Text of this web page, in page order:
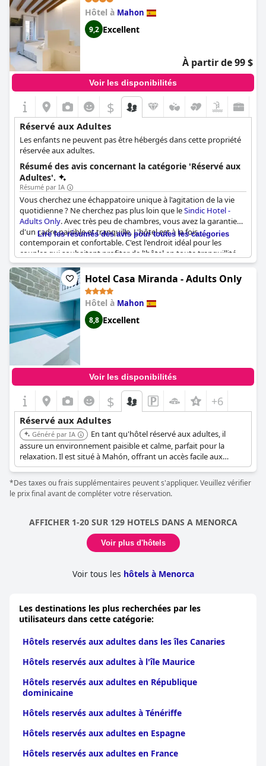
Hôtel à Mahon
9,2 Excellent
À partir de 99 $
Voir les disponibilités
$
Réservé aux Adultes
Les enfants ne peuvent pas être hébergés dans cette propriété
réservée aux adultes.
Résumé des avis concernant la catégorie 'Réservé aux
Adultes'.
Résumé par IA
Vous cherchez une échappatoire unique à l'agitation de la vie
quotidienne ? Ne cherchez pas plus loin que leSindic Hotel -
Adults Only. Avec très peu de chambres, vous avez la garantie
d'un cadre paisible et tranquille. L'hôtel est à la fois
contemporain et confortable. C'est l'endroit idéal pour les
couples qui souhaitent profiter de l'hôtel en toute tranquillité.
Les clients ne tarissent pas d'éloges sur l'incroyable petit
déjeuner et sur l'attention portée aux détails. Niché au cœur de
Mahon, cet hôtel "cool" est idéal pour ceux qui veulent
découvrir le charme de la vieille ville. Que vous soyez en ville
pour les affaires ou pour le plaisir, le Sindic Hotel - Adults Only
est l'endroit idéal pour vous offrir confort et détente.
Lire les résumés des avis pour toutes les catégories
Hotel Casa Miranda - Adults Only
Hôtel à Mahon
8,8 Excellent
Voir les disponibilités
$ +6
Réservé aux Adultes
Généré par IA
En tant qu'hôtel réservé aux adultes, il
assure un environnement paisible et calme, parfait pour la
relaxation. Il est situé à Mahón, offrant un accès facile aux
attractions de la ville. L'hôtel offre un séjour confortable et
agréable.
*Des taxes ou frais supplémentaires peuvent s'appliquer. Veuillez vérifier
le prix final avant de compléter votre réservation.
AFFICHER 1-20 SUR 129 HOTELS DANS A MENORCA
Voir plus d'hôtels
Voir tous les hôtels à Menorca
Les destinations les plus recherchées par les
utilisateurs dans cette catégorie:
Hôtels reservés aux adultes dans les îles Canaries
Hôtels reservés aux adultes à l'île Maurice
Hôtels reservés aux adultes en République
dominicaine
Hôtels reservés aux adultes à Ténériffe
Hôtels reservés aux adultes en Espagne
Hôtels reservés aux adultes en France